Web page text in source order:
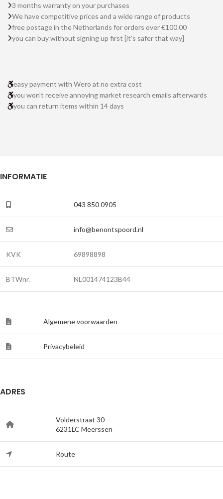
3 months warranty on your purchases
We have competitive prices and a wide range of products
free postage in the Netherlands for orders over €100.00
you can buy without signing up first [it's safer that way]
easy payment with Wero at no extra cost
you won't receive annoying market research emails afterwards
you can return items within 14 days
INFORMATIE
043 850 0905
info@benontspoord.nl
KVK 69898898
BTWnr. NL001474123B44
Algemene voorwaarden
Privacybeleid
ADRES
Volderstraat 30
6231LC Meerssen
Route